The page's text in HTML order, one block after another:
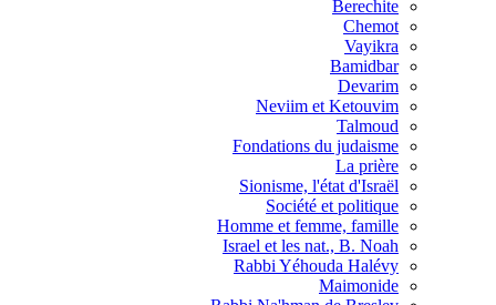
Berechite
Chemot
Vayikra
Bamidbar
Devarim
Neviim et Ketouvim
Talmoud
Fondations du judaisme
La prière
Sionisme, l'état d'Israël
Société et politique
Homme et femme, famille
Israel et les nat., B. Noah
Rabbi Yéhouda Halévy
Maimonide